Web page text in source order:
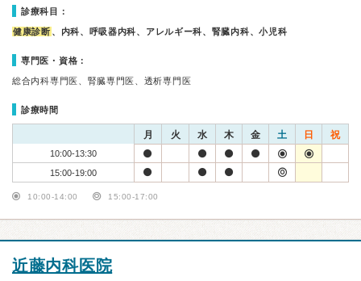
診療科目：
健康診断 、内科、呼吸器内科、アレルギー科、腎臓内科、小児科
専門医・資格：
総合内科専門医、腎臓専門医、透析専門医
診療時間
月 火 水 木 金 土 日 祝
10:00-13:30
15:00-19:00
10:00-14:00 15:00-17:00
近藤内科医院